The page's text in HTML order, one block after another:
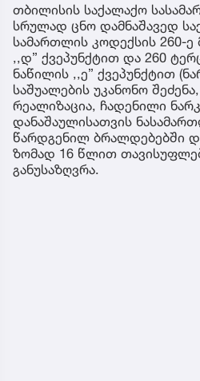
თბილისის საქალაქო
სრულად ცნო დამნაშავედ
სამართლის კოდექსის 260-ე
,,დ” ქვეპუნქტით და 260
ნაწილის ,,ე” ქვეპუნქტით
საშუალების უკანონო
რეალიზაცია, ჩადენილი
დანაშაულისათვის
წარდგენილ ბრალდებებში
ზომად 16 წლით
განუსაზღვრა.